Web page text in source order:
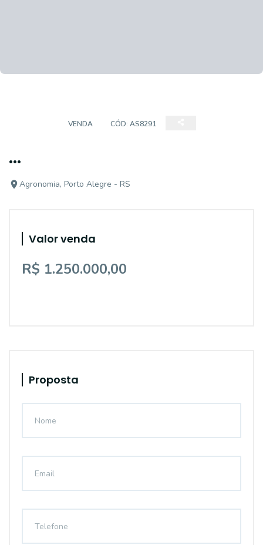
VENDA CÓD: AS8291
...
Agronomia, Porto Alegre - RS
Valor venda
R$ 1.250.000,00
Proposta